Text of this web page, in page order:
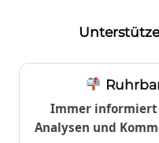
Immer informiert
Analysen und